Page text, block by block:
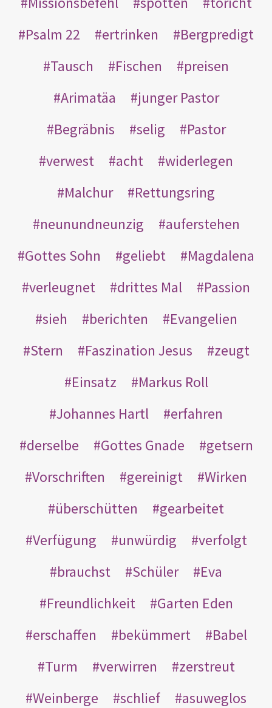
Psalm 22
ertrinken
Bergpredigt
Tausch
Fischen
preisen
Arimatäa
junger Pastor
Begräbnis
selig
Pastor
verwest
acht
widerlegen
Malchur
Rettungsring
neunundneunzig
auferstehen
Gottes Sohn
geliebt
Magdalena
verleugnet
drittes Mal
Passion
sieh
berichten
Evangelien
Stern
Faszination Jesus
zeugt
Einsatz
Markus Roll
Johannes Hartl
erfahren
derselbe
Gottes Gnade
getsern
Vorschriften
gereinigt
Wirken
überschütten
gearbeitet
Verfügung
unwürdig
verfolgt
brauchst
Schüler
Eva
Freundlichkeit
Garten Eden
erschaffen
bekümmert
Babel
Turm
verwirren
zerstreut
Weinberge
schlief
asuweglos